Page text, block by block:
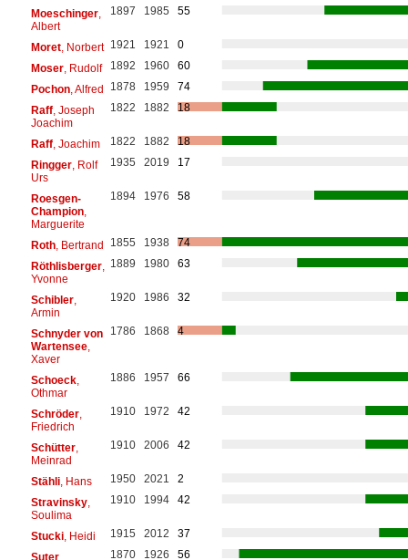
Moeschinger,
Albert
1897 1985 55
Moret, Norbert 1921 1921
0
Moser, Rudolf 1892 1960
60
Pochon, Alfred 1878 1959
74
Raff, Joseph
Joachim
1822 1882 18
Raff, Joachim 1822 1882
18
Ringger, Rolf
Urs
1935 2019 17
Roesgen-
Champion,
Marguerite
1894 1976 58
Roth, Bertrand 1855 1938
74
Röthlisberger,
Yvonne
1889 1980 63
Schibler,
Armin
1920 1986 32
Schnyder von
Wartensee,
Xaver
1786 1868 4
Schoeck,
Othmar
1886 1957 66
Schröder,
Friedrich
1910 1972 42
Schütter,
Meinrad
1910 2006 42
Stähli, Hans 1950 2021
2
Stravinsky,
Soulima
1910 1994 42
Stucki, Heidi 1915 2012
37
Suter, 1870 1926 56